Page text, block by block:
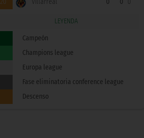
20
Villarreal 0 0 0
LEYENDA
Campeón
Champions league
Europa league
Fase eliminatoria conference league
Descenso